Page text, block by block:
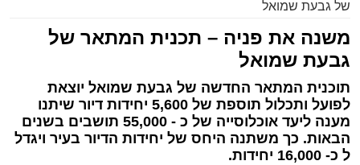
של גבעת שמואל
משנה את פניה – תכנית המתאר של
גבעת שמואל
תוכנית המתאר החדשה של גבעת שמואל יוצאת
לפועל ותכלול תוספת של 5,600 יחידות דיור שיתנו
מענה ליעד אוכלוסייה של כ - 55,000 תושבים בשנים
הבאות. כך משתנה היחס של יחידות הדיור בעיר ויגדל
ל כ- 16,000 יחידות.